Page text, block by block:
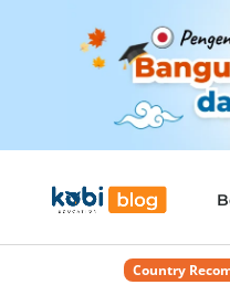
Country